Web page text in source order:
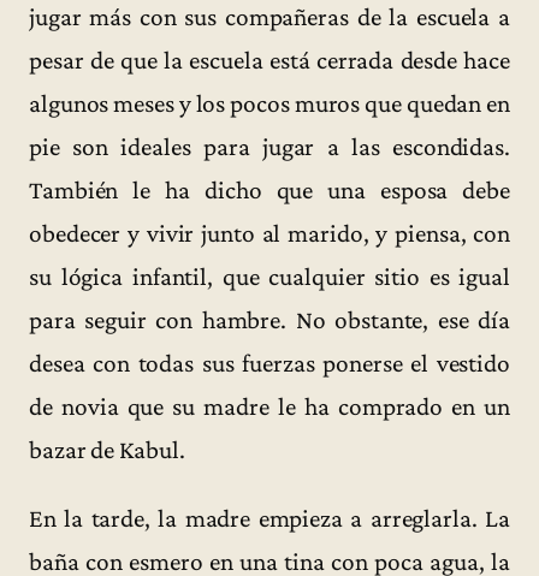
jugar más con sus compañeras de la escuela a
pesar de que la escuela está cerrada desde hace
algunos meses y los pocos muros que quedan en
pie son ideales para jugar a las escondidas.
También le ha dicho que una esposa debe
obedecer y vivir junto al marido, y piensa, con
su lógica infantil, que cualquier sitio es igual
para seguir con hambre. No obstante, ese día
desea con todas sus fuerzas ponerse el vestido
de novia que su madre le ha comprado en un
bazar de Kabul.
En la tarde, la madre empieza a arreglarla. La
baña con esmero en una tina con poca agua, la